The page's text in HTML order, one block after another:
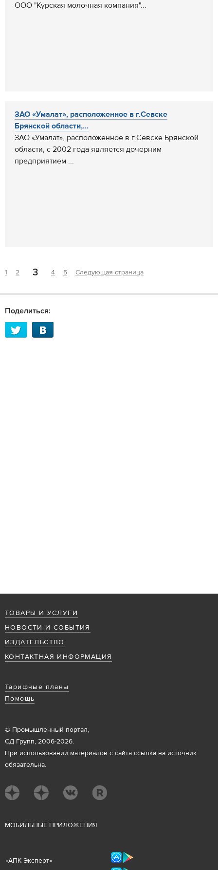
ООО "Курская молочная компания"...
ЗАО «Умалат», расположенное в г.Севске
Брянской области,...
ЗАО «Умалат», расположенное в г.Севске Брянской
области, с 2002 года является дочерним
предприятием ...
1 2 3 4 5 Следующая страница
Поделиться:
ТОВАРЫ И УСЛУГИ
НОВОСТИ И СОБЫТИЯ
ИЗДАТЕЛЬСТВО
КОНТАКТНАЯ ИНФОРМАЦИЯ
Тарифные планы
Помощь
© Промышленный портал,
СД Групп, 2006-2026.
При использовании материалов с сайта ссылка на источник
обязательна.
МОБИЛЬНЫЕ ПРИЛОЖЕНИЯ
«АПК Эксперт»